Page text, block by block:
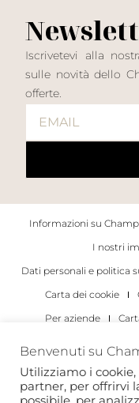
Iscrivetevi alla
sulle novità dello
offerte.
Informazioni su
I nostri
Dati personali e politica
Carta dei cookie
Per aziende
Per gli
Copyright 2022 ©
Benvenuti su
Utilizziamo i
partner, per offrirvi